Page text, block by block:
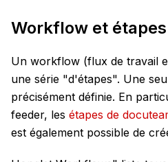
Workflow et étapes
Un workflow (flux de travail
une série "d'étapes". Une
précisément définie. En
feeder, les étapes de
est également possible de